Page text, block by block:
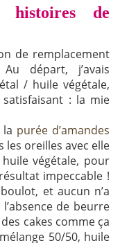
histoires de
de remplacement
départ, j’avais
/ huile végétale,
: la mie
purée d’amandes
les oreilles avec elle
végétale, pour
impeccable !
et aucun n’a
de beurre
cakes comme ça
50/50, huile